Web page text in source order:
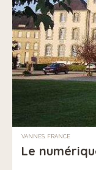
VANNES, FRANCE
Le